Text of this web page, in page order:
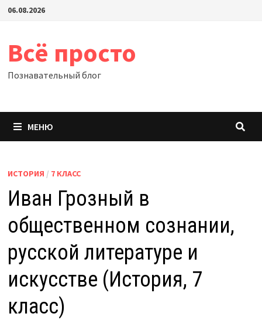
Перейти
06.08.2026
Всё просто
Познавательный блог
МЕНЮ
ИСТОРИЯ / 7 КЛАСС
Иван Грозный в
общественном сознании,
русской литературе и
искусстве (История, 7
класс)